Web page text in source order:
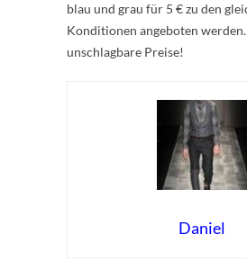
blau und grau für 5 € zu den
Konditionen angeboten
unschlagbare Preise!
Daniel